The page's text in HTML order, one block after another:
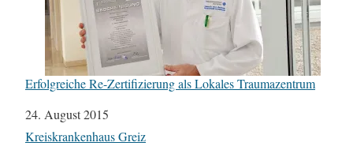
Erfolgreiche Re-Zertifizierung als Lokales Traumazentrum
Datum
24. August 2015
In Bezug auf
Kreiskrankenhaus Greiz